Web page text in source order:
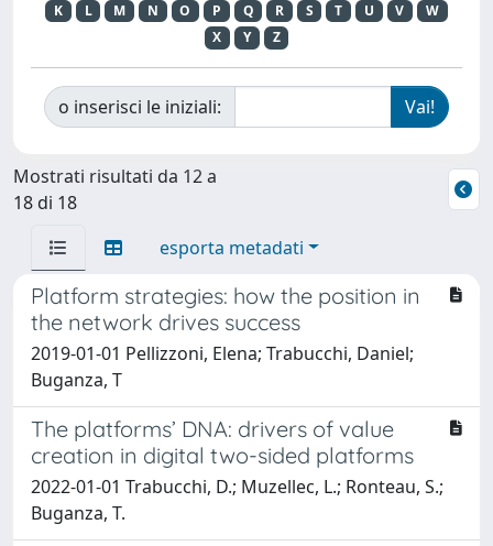
K
L M N O P Q R S T U V
W
X
Y Z
o inserisci le iniziali:
Mostrati risultati da 12 a
18 di 18
esporta metadati
Platform strategies: how the position in
the network drives success
2019-01-01 Pellizzoni, Elena; Trabucchi, Daniel;
Buganza, T
The platforms’ DNA: drivers of value
creation in digital two-sided platforms
2022-01-01 Trabucchi, D.; Muzellec, L.; Ronteau, S.;
Buganza, T.